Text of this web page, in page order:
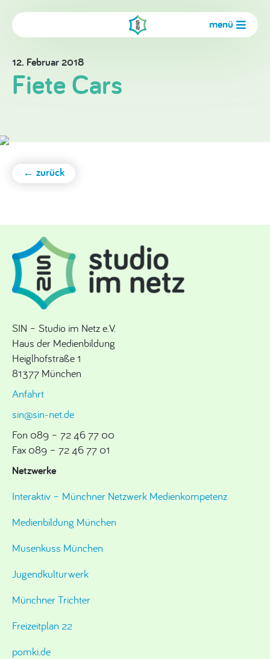
menü
12. Februar 2018
Fiete Cars
← zurück
SIN – Studio im Netz e.V.
Haus der Medienbildung
Heiglhofstraße 1
81377 München
Anfahrt
sin@sin-net.de
Fon 089 – 72 46 77 00
Fax 089 – 72 46 77 01
Netzwerke
Interaktiv – Münchner Netzwerk Medienkompetenz
Medienbildung München
Musenkuss München
Jugendkulturwerk
Münchner Trichter
Freizeitplan 22
pomki.de